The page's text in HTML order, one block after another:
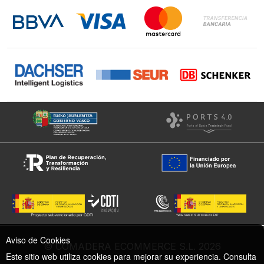
Instagram
Facebook
© COMADERA ECOMMERCE S.L. 2026
Aviso de Cookies
Este sitio web utiliza cookies para mejorar su experiencia. Consulta